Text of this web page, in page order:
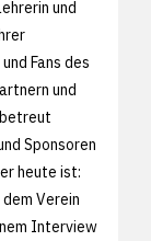
und
Fans des
und
Sponsoren
heute ist:
Verein
Interview